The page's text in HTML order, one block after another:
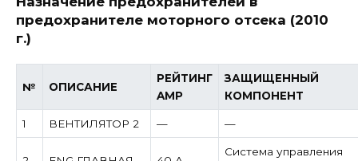
предохранителе моторного отсека (2010
г.)
№ ОПИСАНИЕ
РЕЙТИНГ
AMP
ЗАЩИЩЕННЫЙ
КОМПОНЕНТ
1 ВЕНТИЛЯТОР 2 — —
Система управления